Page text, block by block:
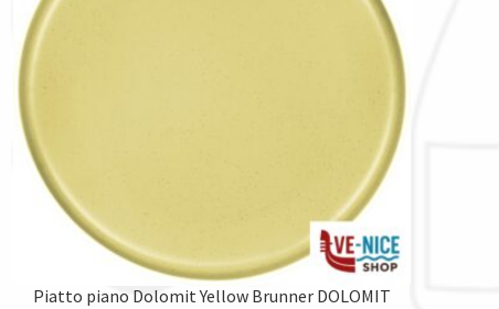
Piatto piano Dolomit Yellow Brunner DOLOMIT